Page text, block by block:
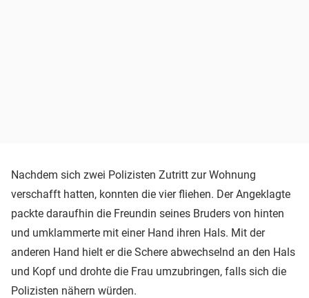
Nachdem sich zwei Polizisten Zutritt zur Wohnung
verschafft hatten, konnten die vier fliehen. Der Angeklagte
packte daraufhin die Freundin seines Bruders von hinten
und umklammerte mit einer Hand ihren Hals. Mit der
anderen Hand hielt er die Schere abwechselnd an den Hals
und Kopf und drohte die Frau umzubringen, falls sich die
Polizisten nähern würden.